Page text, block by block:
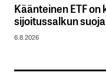
Käänteinen ETF
sijoitussalkun
6.8.2026